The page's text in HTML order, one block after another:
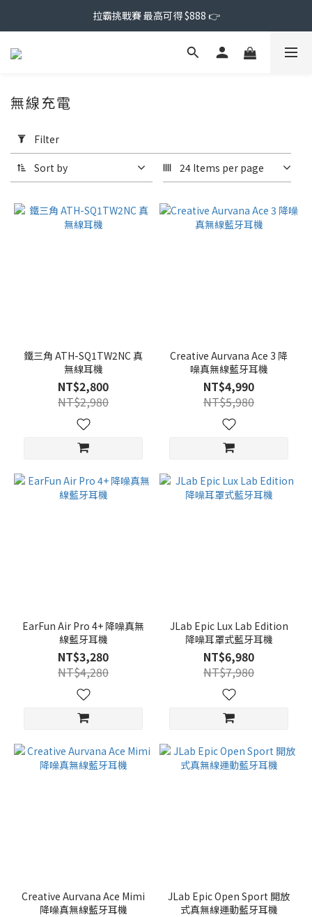
拉霸挑戰賽 最高可得 $888 👉
Filter
(0/20)
Range
無線充電
Filter
Sort by 24 Items per page
鐵三角 ATH-SQ1TW2NC 真
無線耳機
NT$2,800
NT$2,980
Creative Aurvana Ace 3 降
噪真無線藍牙耳機
NT$4,990
NT$5,980
EarFun Air Pro 4+ 降噪真無
線藍牙耳機
NT$3,280
NT$4,280
JLab Epic Lux Lab Edition
降噪耳罩式藍牙耳機
NT$6,980
NT$7,980
Creative Aurvana Ace Mimi
降噪真無線藍牙耳機
JLab Epic Open Sport 開放
式真無線運動藍牙耳機